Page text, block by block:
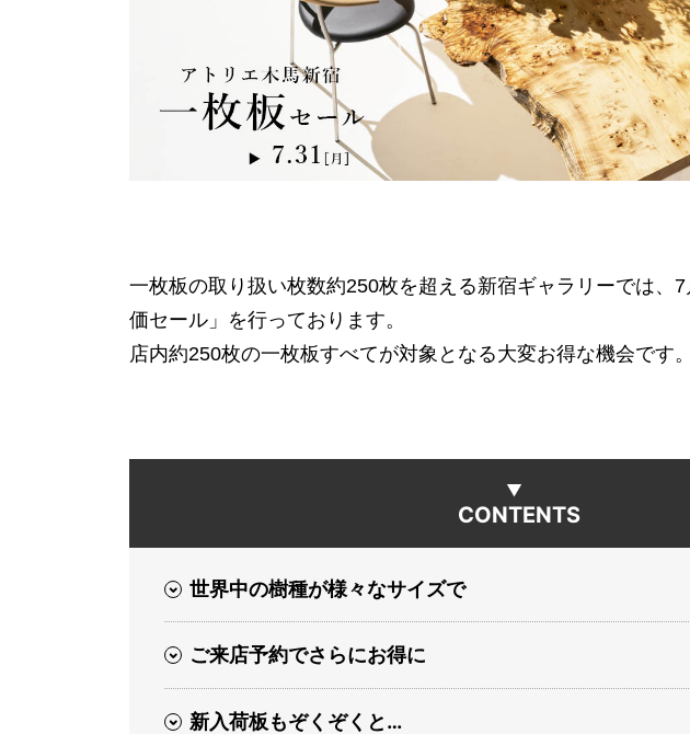
一枚板の取り扱い枚数約250枚を超える新宿ギャラリーでは、
価セール」を行っております。
店内約250枚の一枚板すべてが対象となる大変お得な機会です。
CONTENTS
世界中の樹種が様々なサイズで
ご来店予約でさらにお得に
新入荷板もぞくぞくと…